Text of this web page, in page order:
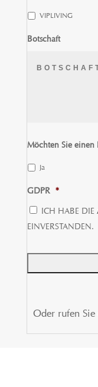
VIPLIVING
Botschaft
Möchten Sie einen
Ja
GDPR *
ICH HABE DIE
EINVERSTANDEN.
Oder rufen